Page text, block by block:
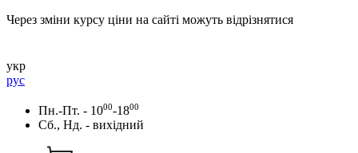
Через зміни курсу ціни на сайті можуть відрізнятися
укр
рус
Пн.-Пт. - 1000-1800
Сб., Нд. - вихідний